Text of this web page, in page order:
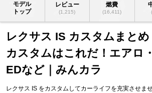
モデル
トップ
レビュー
(1,215)
燃費
(16,411)
レクサス IS カスタムまと
カスタムはこれだ！エアロ
EDなど｜みんカラ
レクサス IS をカスタムしてカーライフを充実させま